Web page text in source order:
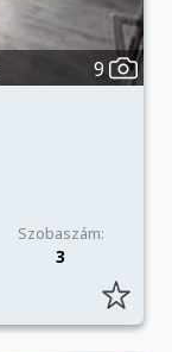
9
Szobaszám:
3